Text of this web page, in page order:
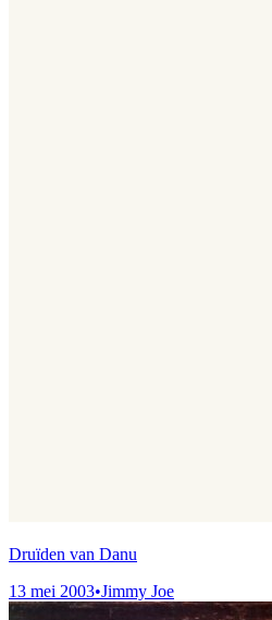
Druïden van Danu
13 mei 2003•Jimmy Joe